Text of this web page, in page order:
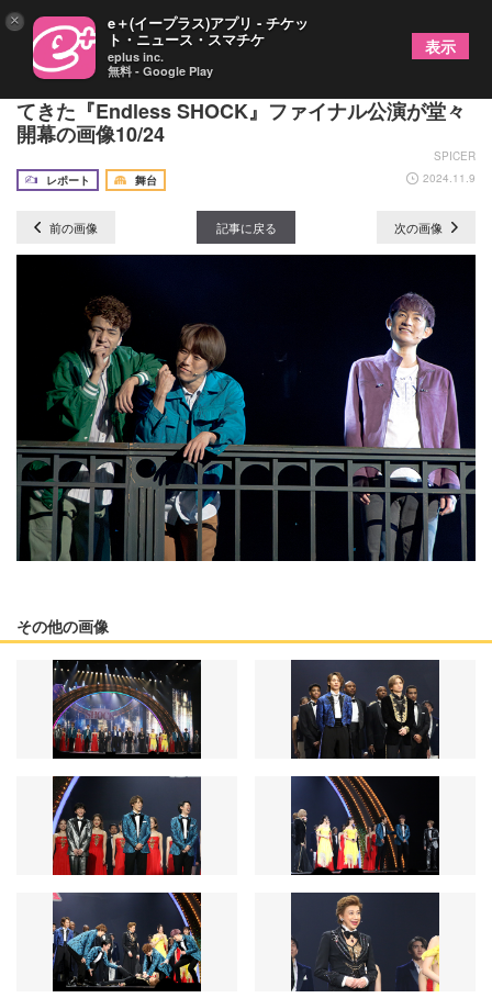
堂本光一「どの公演も全力で」 多くの歴史を作っ
てきた『Endless SHOCK』ファイナル公演が堂々
開幕の画像10/24
SPICER
レポート
舞台 2024.11.9
前の画像 記事に戻る 次の画像
その他の画像
× e＋(イープラス)アプリ - チケッ
ト・ニュース・スマチケ
eplus inc.
無料 - Google Play
表示